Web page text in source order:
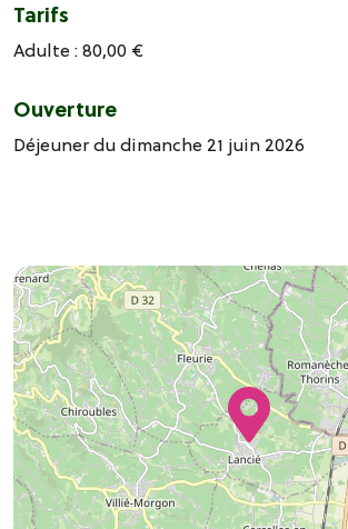
Tarifs
Adulte : 80,00 €
Ouverture
Déjeuner du dimanche 21 juin 2026